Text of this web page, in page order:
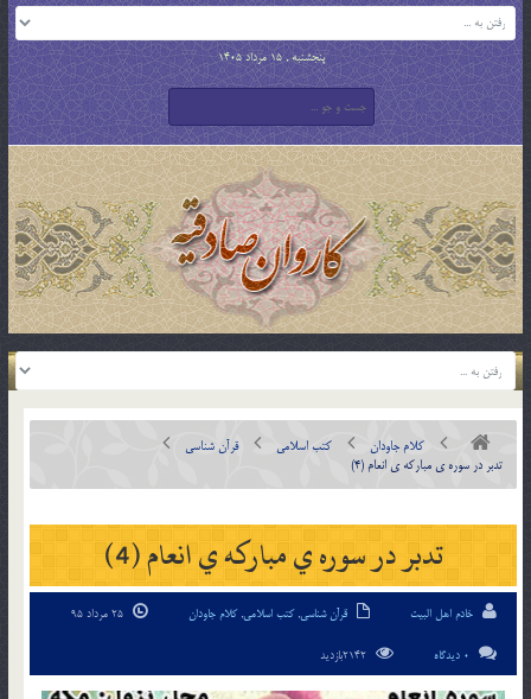
پنجشنبه , 15 مرداد 1405
کلام جاودان کتب اسلامی
قرآن شناسی
تدبر در سوره ي مبارکه ي انعام (4)
تدبر در سوره ي مبارکه ي انعام (4)
خادم اهل البیت قرآن شناسی,کتب اسلامی,کلام جاودان
0 دیدگاه